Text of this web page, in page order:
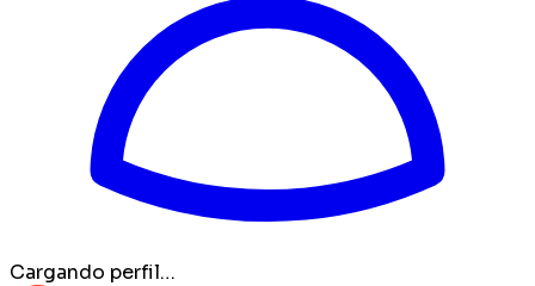
Cargando perfil…